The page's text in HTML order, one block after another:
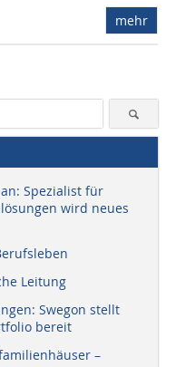
mehr
Spezialist für
wird neues
Leitung
Swegon stellt
bereit
–